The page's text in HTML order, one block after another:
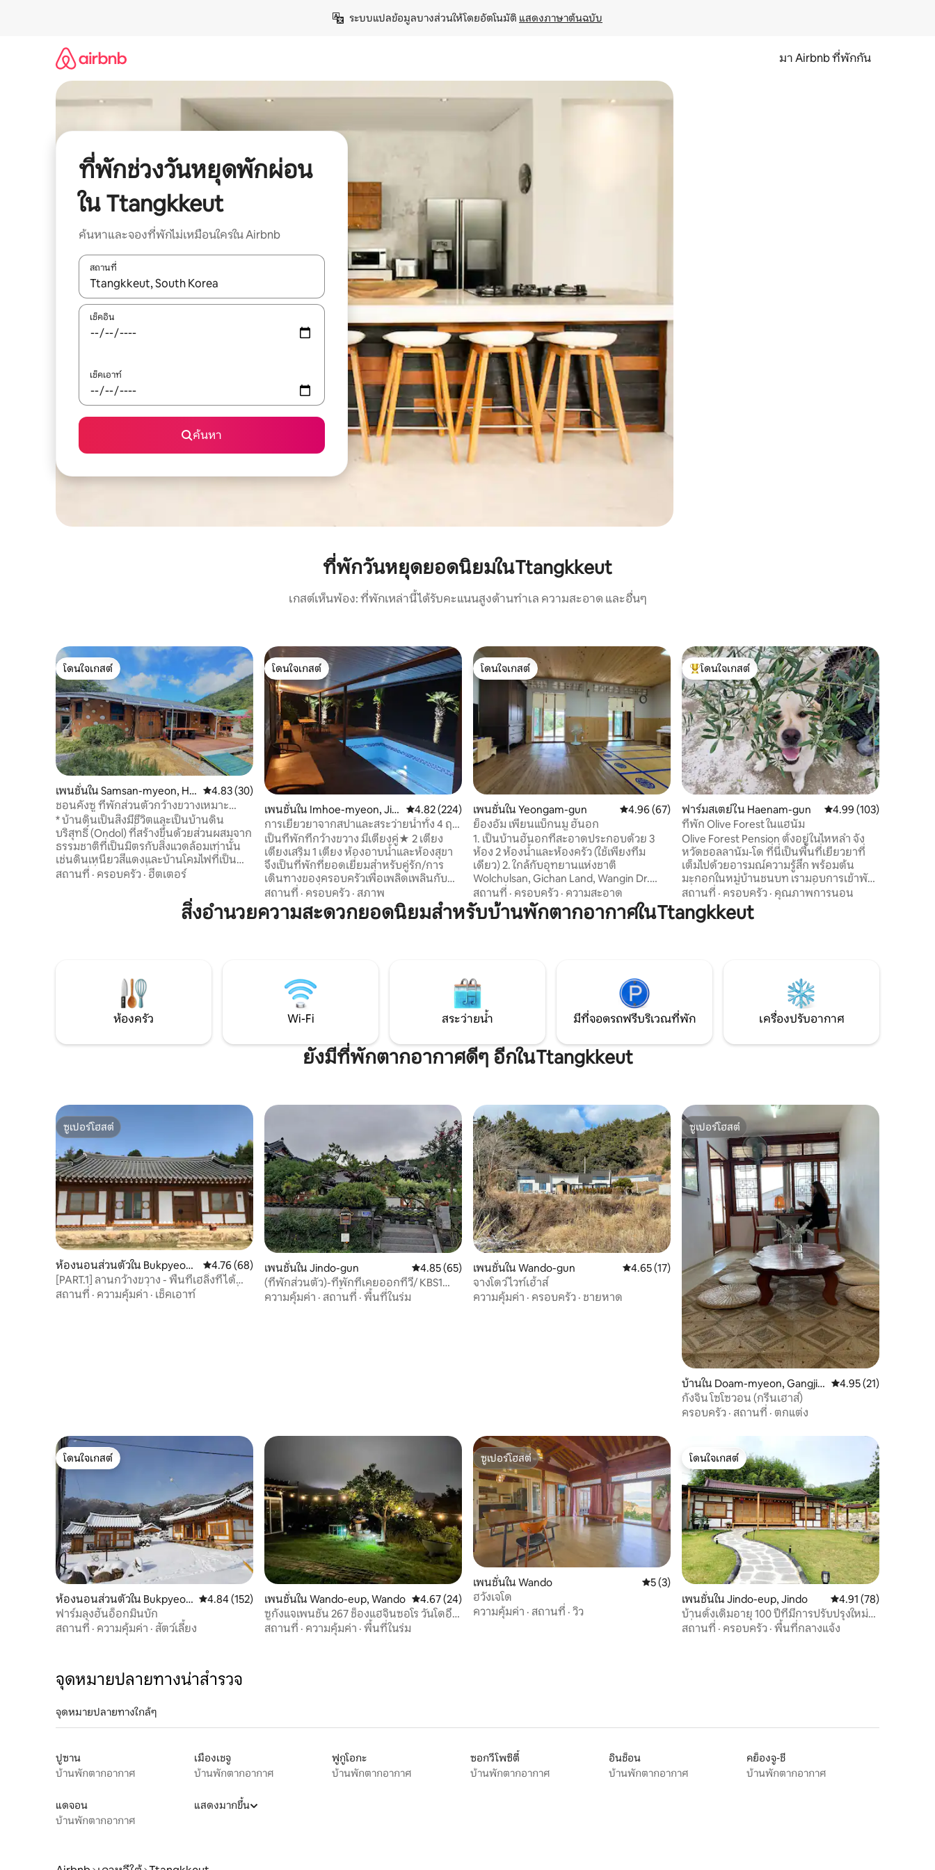
ระบบแปลข้อมูลบางส่วนให้โดยอัตโนมัติ แสดงภาษาต้นฉบับ
มา Airbnb ที่พักกัน
ที่พักช่วงวันหยุดพักผ่อน
ใน Ttangkkeut
ค้นหาและจองที่พักไม่เหมือนใครใน Airbnb
สถานที่
ใช้ลูกศรขึ้นลง หรือใช้การสัมผัสหรือปัด เพื่อสำรวจผลการค้นหา
เช็คอิน
เช็คเอาท์
ค้นหา
ที่พักวันหยุดยอดนิยมในTtangkkeut
เกสต์เห็นพ้อง: ที่พักเหล่านี้ได้รับคะแนนสูงด้านทำเล ความสะอาด และอื่นๆ
โดนใจเกสต์
โดนใจเกสต์
เพนชั่นใน Samsan-myeon, Ha
enam-gun
คะแนนเฉลี่ย 4.83 จาก 5, 30 รีวิว
4.83 (30)
ชอนคังซู ที่พักส่วนตัวกว้างขวางเหมาะ
สำหรับครอบครัว (ห้องนอน 1 ห้อง ห้องอ
อนดอล 1 ห้อง ห้องนั่งเล่น ห้องน้ำ 2 ห้อง 25
พย็อง)
* บ้านดินเป็นสิ่งมีชีวิตและเป็นบ้านดิน
บริสุทธิ์ (Ondol) ที่สร้างขึ้นด้วยส่วนผสมจาก
ธรรมชาติที่เป็นมิตรกับสิ่งแวดล้อมเท่านั้น
เช่นดินเหนียวสีแดงและบ้านโคมไฟที่เป็น
มิตรกับสิ่งแวดล้อมที่มีจุดอ่อนมาก * เป็น
เดี่ยว (25 เปียง) ที่ทำจากห้องน้ำ 2 ห้องห้อง
ครัวห้องนั่งเล่นและห้องสุขา 2 ห้องที่ให้
เงียบสงบเป็นเส้นทางเดินที่ดีสำหรับการ
สำหรับการเดินทางไปนามโดเนื่องจากอยู่
ใกล้กับ 100 Myeongsan Dochunan,
หมู่บ้านดินแดนจุดเริ่มต้นของที่ดิน
ทั่วถึงแต่บางครั้งคุณอาจเห็นมดหรือแมลง
ป่าขนาดเล็กเพื่อให้คุณสามารถส่งออกไป
ข้างนอกได้ เราไม่เป็นอันตรายต่อผู้คนเลย
(เนื่องจากอาหาร) ดังนั้นโปรดคิดบวก
สถานที่ · ครอบครัว · ฮีตเตอร์
โดนใจเกสต์
โดนใจเกสต์
เพนชั่นใน Imhoe-myeon, Jin
do-gun
คะแนนเฉลี่ย 4.82 จาก 5, 224 รีวิว
4.82 (224)
การเยียวยาจากสปาและสระว่ายน้ำทั้ง 4 ฤดู
"บราวน์เฮ้าส์ บราวน์เฮ้าส์ ห้อง 1"
เป็นที่พักที่กว้างขวาง มีเตียงคู่★ 2 เตียง
เตียงเสริม 1 เตียง ห้องอาบน้ำและห้องสุขา
จึงเป็นที่พักที่ยอดเยี่ยมสำหรับคู่รัก/การ
เดินทางของครอบครัวเพื่อเพลิดเพลินกับ
การเข้าพักที่สะดวกสบาย (มาตรฐาน 2 คน/
สูงสุด 6 คน 20,000 บาทต่อคนหากมี
มากกว่า 2 คน) ★ ที่บราวน์เฮ้าส์ เรามีสุนัข
สะดวก★บาร์บีคิว (20,000 วอน/2 คน,
25,000 วอน/3 ~ 4 คน, 30,000 วอน/5 - 6
วเทนที่คีบจานด้านหน้าช้อนไม้ฯลฯ (เพียงนำ
อาหารมาให้เพลิดเพลิน ^^) หลุมก่อ★ไฟ +
ไม้ฟืน 10 กก. (20,000 วอน) ใช้สปาได้
โดย★ต้องจองล่วงหน้า (₩40,000/1 คืน)
คืน) * มีการเปลี่ยนน้ำทุกวัน ค่าธรรมเนียม
เพิ่มเติมสำหรับ★สุนัข (20,000 วอน/คืน) *
มีสนามเด็กเล่นสำหรับสุนัขให้บริการฟรี
สถานที่ · ครอบครัว · สภาพ
โดนใจเกสต์
โดนใจเกสต์
เพนชั่นใน Yeongam-gun คะแนนเฉลี่ย 4.96 จาก 5, 67 รีวิว
4.96 (67)
ย็องอัม เพียนแบ็กนมู ฮันอก
1. เป็นบ้านฮันอกที่สะอาดประกอบด้วย 3
ห้อง 2 ห้องน้ำและห้องครัว (ใช้เพียงทีม
เดียว) 2. ใกล้กับอุทยานแห่งชาติ
Wolchulsan, Gichan Land, Wangin Dr.
Ruins, พิพิธภัณฑ์ศิลปะ Ha Jung-ung-ung,
ร้านกาแฟชื่อดังฯลฯ 3. เป็นหมู่บ้านชนบทที่
เงียบสงบ แต่การระบายความร้อนและการ
เครื่องนอนสะอาดมาก 6. มีบาร์บีคิวกลาง
แจ้งและมีที่จอดรถขนาดใหญ่(เราให้เช่าหลุม
ไฟ ไฟฉาย และคีมคีบ คุณต้องนำถ่านและ
เตาปิ้งมาด้วย ไม่มีค่าใช้จ่ายเพิ่มเติมสำหรับ
บาร์บีคิว!) เราได้รับข้อซักถามมากมาย แต่
การเช่าเตา BBQ นั้นฟรี! 7. มีผ้าเช็ดตัวและ
ของใช้ในห้องน้ำให้ 8. มี Wi-Fi 9. สามารถทำ
มีที่จอดรถขนาดใหญ่ มีที่จอดรถสูงสุด 10
คัน
สถานที่ · ครอบครัว · ความสะอาด
โดนใจเกสต์ที่สุด
โดนใจเกสต์
ฟาร์มสเตย์ใน Haenam-gun คะแนนเฉลี่ย 4.99 จาก
4.99 (103)
ที่พัก Olive Forest ในแฮนัม
Olive Forest Pension ตั้งอยู่ในไหหลำ จัง
หวัดชอลลานัม-โด ที่นี่เป็นพื้นที่เยียวยาที่
เต็มไปด้วยอารมณ์ความรู้สึก พร้อมต้น
มะกอกในหมู่บ้านชนบท เรามอบการเข้าพัก
เพื่อการเยียวยาในธรรมชาติที่เงียบสงบ
เพลิดเพลินกับเสียงนก เสียงลม วิวทุ่งนา และ
วิวทุ่งนา เรายินดีต้อนรับผู้ที่ต้องการอยู่ใกล้
ได้ คุณจะได้มีช่วงเวลาที่อบอุ่น ในฐานะที่พัก
ที่เหมาะสำหรับครอบครัวและเป็นมิตรกับ
ธรรมชาติ แนะนำสำหรับผู้ที่กำลังมอง
หาความเงียบสงบและการเยียวยา --- Olive
Forest Pension ตั้งอยู่ในแฮนัม จังหวัดชอล
ลานัม-โด มอบการเข้าพักที่อบอุ่นและช่วยให้
สถานที่ · ครอบครัว · คุณภาพการนอน
สิ่งอำนวยความสะดวกยอดนิยมสำหรับบ้านพักตากอากาศในTtangkkeut
ห้องครัว Wi-Fi สระว่ายน้ำ มีที่จอดรถฟรีบริเวณที่พัก เครื่องปรับอากาศ
ยังมีที่พักตากอากาศดีๆ อีกในTtangkkeut
ซูเปอร์โฮสต์
ซูเปอร์โฮสต์
ห้องนอนส่วนตัวใน Bukpyeon
g-myeon, Haenam
คะแนนเฉลี่ย 4.76 จาก 5, 68 รีวิว
4.76 (68)
[PART.1] ลานกว้างขวาง - พื้นที่เฮลิ่งที่ได้
สัมผัสกับธรรมชาติ ที่พักฮันอกในแฮนัมที่
สถานที่ · ความคุ้มค่า · เช็คเอาท์
เพนชั่นใน Jindo-gun คะแนนเฉลี่ย 4.85 จาก 5, 65 รีวิว
4.85 (65)
(ที่พักส่วนตัว)-ที่พักที่เคยออกทีวี/ KBS1
Happy Map 6 ครั้ง, KBC Gwangju
Broadcasting 100 วินาที
ความคุ้มค่า · สถานที่ · พื้นที่ในร่ม
เพนชั่นใน Wando-gun คะแนนเฉลี่ย 4.65 จาก 5, 17 รีวิว
4.65 (17)
จางโดว์ไวท์เฮ้าส์
ความคุ้มค่า · ครอบครัว · ชายหาด
ซูเปอร์โฮสต์
ซูเปอร์โฮสต์
บ้านใน Doam-myeon, Gangjin
-gun
คะแนนเฉลี่ย 4.95 จาก
4.95 (21)
กังจิน โซโซวอน (กรีนเฮาส์)
ครอบครัว · สถานที่ · ตกแต่ง
โดนใจเกสต์
โดนใจเกสต์
ห้องนอนส่วนตัวใน Bukpyeon
g-myeon, Haenam-gun
คะแนนเฉลี่ย 4.84 จาก 5, 152 รีวิว
4.84 (152)
ฟาร์มลุงฮันอ็อกมินบัก
สถานที่ · ความคุ้มค่า · สัตว์เลี้ยง
เพนชั่นใน Wando-eup, Wando คะแนนเฉลี่ย 4.67 จาก 5, 24 รีวิว
4.67 (24)
ซูกังแจเพนชั่น 267 ช็องแฮจินซอโร วันโดอึป
วันโดกัน
สถานที่ · ความคุ้มค่า · พื้นที่ในร่ม
ซูเปอร์โฮสต์
ซูเปอร์โฮสต์
เพนชั่นใน Wando คะแนนเฉลี่ย 5 จาก 5, 3 รีวิว
5 (3)
ฮวังเจโด
ความคุ้มค่า · สถานที่ · วิว
โดนใจเกสต์
โดนใจเกสต์
เพนชั่นใน Jindo-eup, Jindo คะแนนเฉลี่ย 4.91 จาก
4.91 (78)
บ้านดั้งเดิมอายุ 100 ปีที่มีการปรับปรุงใหม่
เพื่อการเยียวยา
สถานที่ · ครอบครัว · พื้นที่กลางแจ้ง
จุดหมายปลายทางน่าสำรวจ
จุดหมายปลายทางใกล้ๆ
ปูซาน
บ้านพักตากอากาศ
เมืองเชจู
บ้านพักตากอากาศ
ฟูกูโอกะ
บ้านพักตากอากาศ
ซอกวีโพซิตี้
บ้านพักตากอากาศ
อินช็อน
บ้านพักตากอากาศ
คย็องจู-ชี
บ้านพักตากอากาศ
แดจอน
บ้านพักตากอากาศ
แสดงมากขึ้น